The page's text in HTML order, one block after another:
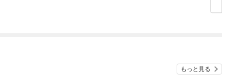
もっと見る